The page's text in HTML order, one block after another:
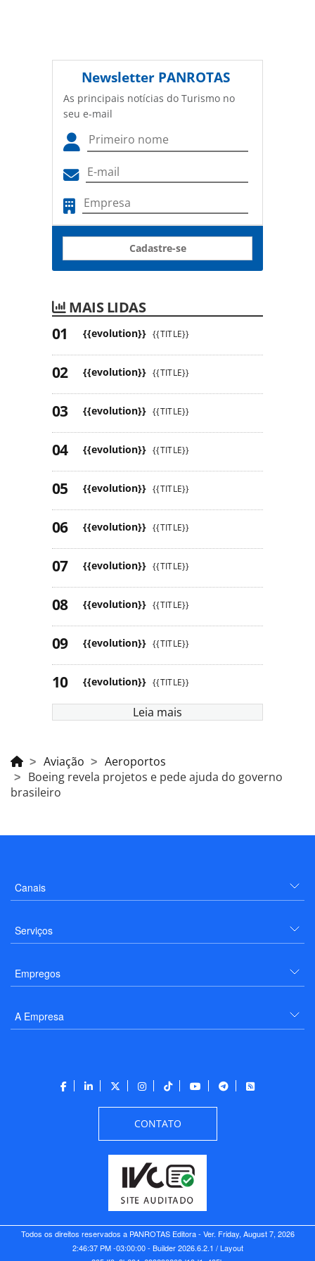
Newsletter PANROTAS
As principais notícias do Turismo no
seu e-mail
Cadastre-se
MAIS LIDAS
{{evolution}} {{TITLE}}
{{evolution}} {{TITLE}}
{{evolution}} {{TITLE}}
{{evolution}} {{TITLE}}
{{evolution}} {{TITLE}}
{{evolution}} {{TITLE}}
{{evolution}} {{TITLE}}
{{evolution}} {{TITLE}}
{{evolution}} {{TITLE}}
{{evolution}} {{TITLE}}
Leia mais
Aviação
Aeroportos
Boeing revela projetos e pede ajuda do governo
brasileiro
Canais
Serviços
Empregos
A Empresa
CONTATO
Todos os direitos reservados a PANROTAS Editora - Ver. Friday, August 7, 2026
2:46:37 PM -03:00:00 - Builder 2026.6.2.1 / Layout